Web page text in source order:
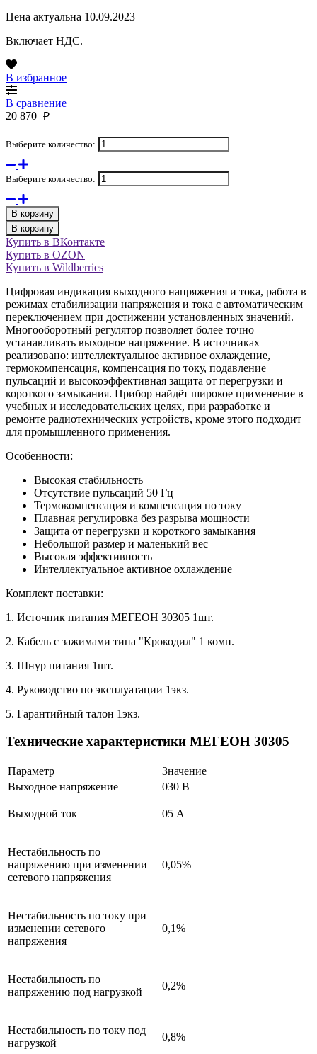
Цена актуальна 10.09.2023
Включает НДС.
В избранное
В сравнение
20 870 p
Выберите количество:
Выберите количество:
В корзину
В корзину
Купить в ВКонтакте
Купить в OZON
Купить в Wildberries
Цифровая индикация выходного напряжения и тока, работа в
режимах стабилизации напряжения и тока с автоматическим
переключением при достижении установленных значений.
Многооборотный регулятор позволяет более точно
устанавливать выходное напряжение. В источниках
реализовано: интеллектуальное активное охлаждение,
термокомпенсация, компенсация по току, подавление
пульсаций и высокоэффективная защита от перегрузки и
короткого замыкания. Прибор найдёт широкое применение в
учебных и исследовательских целях, при разработке и
ремонте радиотехнических устройств, кроме этого подходит
для промышленного применения.
Особенности:
Высокая стабильность
Отсутствие пульсаций 50 Гц
Термокомпенсация и компенсация по току
Плавная регулировка без разрыва мощности
Защита от перегрузки и короткого замыкания
Небольшой размер и маленький вес
Высокая эффективность
Интеллектуальное активное охлаждение
Комплект поставки:
1. Источник питания МЕГЕОН 30305 1шт.
2. Кабель с зажимами типа "Крокодил" 1 комп.
3. Шнур питания 1шт.
4. Руководство по эксплуатации 1экз.
5. Гарантийный талон 1экз.
Технические характеристики МЕГЕОН 30305
Параметр
Значение
Выходное напряжение
030 В
Выходной ток 05 А
Нестабильность по
напряжению при изменении
сетевого напряжения
0,05%
Нестабильность по току при
изменении сетевого
напряжения
0,1%
Нестабильность по
напряжению под нагрузкой
0,2%
Нестабильность по току под
нагрузкой
0,8%